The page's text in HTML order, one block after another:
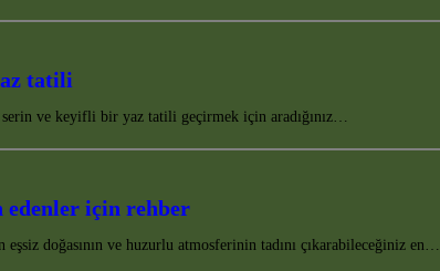
tatili
ve keyifli bir yaz tatili geçirmek için aradığınız…
edenler için rehber
doğasının ve huzurlu atmosferinin tadını çıkarabileceğiniz en…